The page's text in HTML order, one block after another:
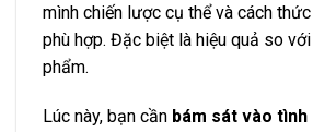
mình chiến lược cụ thể và cách
phù hợp. Đặc biệt là hiệu quả so
phẩm.
Lúc này, bạn cần bám sát vào